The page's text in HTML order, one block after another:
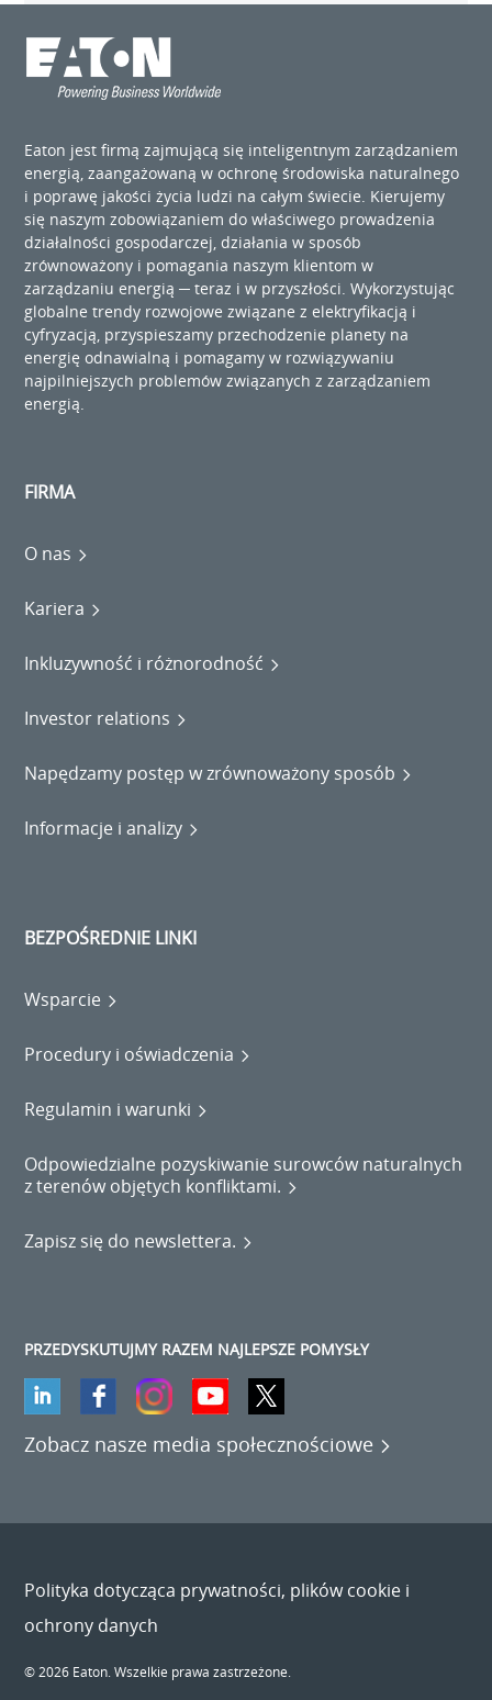
Eaton jest firmą zajmującą się inteligentnym zarządzaniem
energią, zaangażowaną w ochronę środowiska naturalnego
i poprawę jakości życia ludzi na całym świecie. Kierujemy
się naszym zobowiązaniem do właściwego prowadzenia
działalności gospodarczej, działania w sposób
zrównoważony i pomagania naszym klientom w
zarządzaniu energią ─ teraz i w przyszłości. Wykorzystując
globalne trendy rozwojowe związane z elektryfikacją i
cyfryzacją, przyspieszamy przechodzenie planety na
energię odnawialną i pomagamy w rozwiązywaniu
najpilniejszych problemów związanych z zarządzaniem
energią.
FIRMA
O nas
Kariera
Inkluzywność i różnorodność
Investor relations
Napędzamy postęp w zrównoważony sposób
Informacje i analizy
BEZPOŚREDNIE LINKI
Wsparcie
Procedury i oświadczenia
Regulamin i warunki
Odpowiedzialne pozyskiwanie surowców naturalnych
z terenów objętych konfliktami.
Zapisz się do newslettera.
PRZEDYSKUTUJMY RAZEM NAJLEPSZE POMYSŁY
Zobacz nasze media społecznościowe
Polityka dotycząca prywatności, plików cookie i
ochrony danych
© 2026 Eaton. Wszelkie prawa zastrzeżone.